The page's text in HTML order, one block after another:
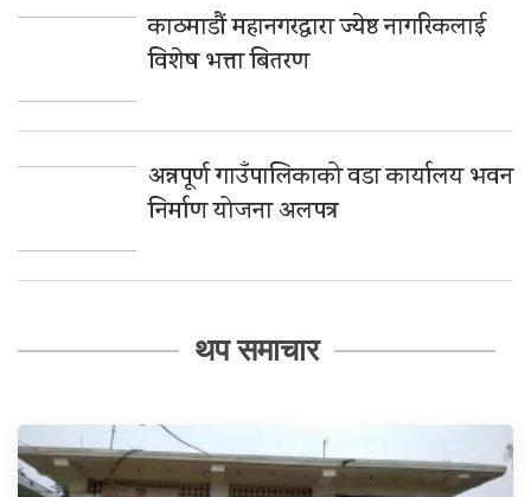
काठमाडौं महानगरद्वारा ज्येष्ठ नागरिकलाई
विशेष भत्ता बितरण
अन्नपूर्ण गाउँपालिकाको वडा कार्यालय भवन
निर्माण योजना अलपत्र
थप समाचार